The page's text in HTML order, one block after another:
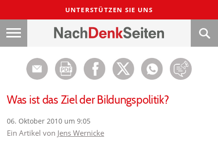
UNTERSTÜTZEN SIE UNS
Was ist das Ziel der Bildungspolitik?
06. Oktober 2010 um 9:05
Ein Artikel von Jens Wernicke